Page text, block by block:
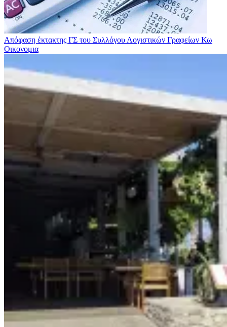
Απόφαση έκτακτης ΓΣ του Συλλόγου Λογιστικών Γραφείων Κω
Οικονομια